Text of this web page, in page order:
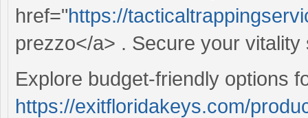
href="https://
prezzo</a> . Secure your vitality
Explore budget-friendly options
https://exitfloridakeys.com/